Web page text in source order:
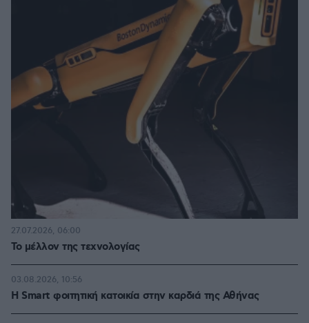
Το μέλλον της τεχνολογίας
27.07.2026, 06:00
Η Smart φοιτητική κατοικία στην καρδιά της Αθήνας
03.08.2026, 10:56